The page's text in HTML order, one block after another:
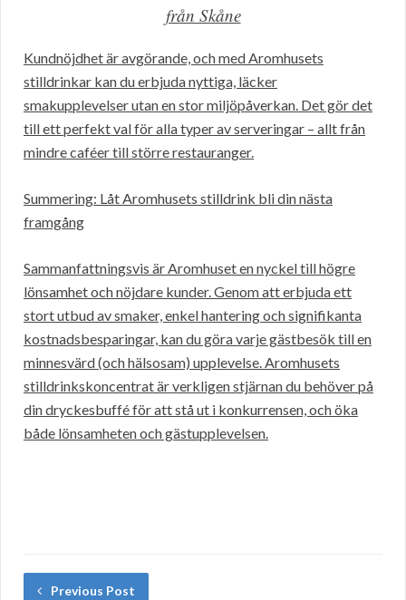
från Skåne
Kundnöjdhet är avgörande, och med Aromhusets
stilldrinkar kan du erbjuda nyttiga, läcker
smakupplevelser utan en stor miljöpåverkan. Det gör det
till ett perfekt val för alla typer av serveringar – allt från
mindre caféer till större restauranger.
Summering: Låt Aromhusets stilldrink bli din nästa
framgång
Sammanfattningsvis är Aromhuset en nyckel till högre
lönsamhet och nöjdare kunder. Genom att erbjuda ett
stort utbud av smaker, enkel hantering och signifikanta
kostnadsbesparingar, kan du göra varje gästbesök till en
minnesvärd (och hälsosam) upplevelse. Aromhusets
stilldrinkskoncentrat är verkligen stjärnan du behöver på
din dryckesbuffé för att stå ut i konkurrensen, och öka
både lönsamheten och gästupplevelsen.
Previous Post